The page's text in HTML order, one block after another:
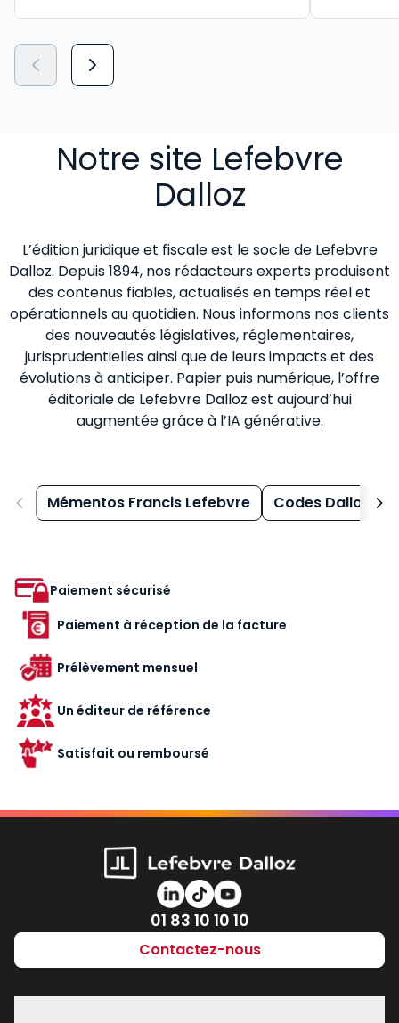
Notre site Lefebvre
Dalloz
L’édition juridique et fiscale est le socle de Lefebvre
Dalloz. Depuis 1894, nos rédacteurs experts produisent
des contenus fiables, actualisés en temps réel et
opérationnels au quotidien. Nous informons nos clients
des nouveautés législatives, réglementaires,
jurisprudentielles ainsi que de leurs impacts et des
évolutions à anticiper. Papier puis numérique, l’offre
éditoriale de Lefebvre Dalloz est aujourd’hui
augmentée grâce à l’IA générative.
Mémentos Francis Lefebvre Codes Dalloz
Paiement sécurisé
Paiement à réception de la facture
Prélèvement mensuel
Un éditeur de référence
Satisfait ou remboursé
Numéro de téléphone
01 83 10 10 10
Contactez-nous